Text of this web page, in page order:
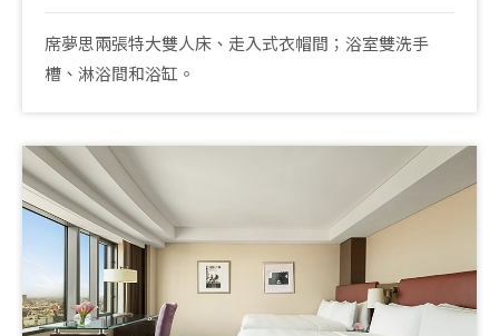
席夢思兩張特大雙人床、走入式衣帽間；浴室雙洗手
槽、淋浴間和浴缸。